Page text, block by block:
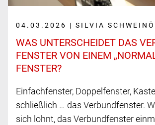
04.03.2026 | SILVIA
WAS UNTERSCHEIDET DAS
FENSTER VON EINEM
FENSTER?
Einfachfenster, Doppelfenster,
schließlich … das Verbundfenster.
sich lohnt, das Verbundfenster